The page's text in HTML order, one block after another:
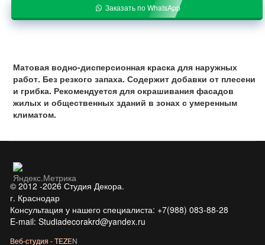
Заказать по WhatsApp
Матовая водно-дисперсионная краска для наружных
работ. Без резкого запаха. Содержит добавки от плесени
и грибка. Рекомендуется для окрашивания фасадов
жилых и общественных зданий в зонах с умеренным
климатом.
© 2012 -2026 Студия Декора.
г. Краснодар
Консультация у нашего специалиста: +7(988) 083-88-28
E-mail: Studiadecorakrd@yandex.ru
Веб-студия - TEZEN